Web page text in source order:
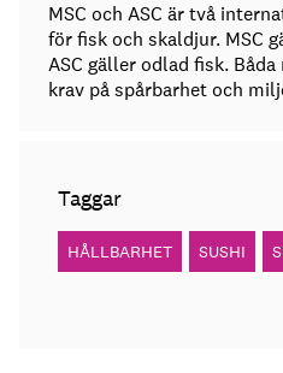
MSC och ASC är två
för fisk och skaldjur. MSC
ASC gäller odlad fisk.
krav på spårbarhet och
Taggar
HÅLLBARHET SUSHI